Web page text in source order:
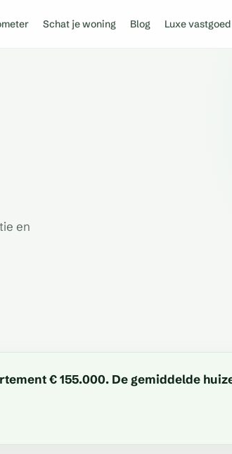
Schat je woning Blog Luxe vastgoed
en
€ 155.000. De gemiddelde